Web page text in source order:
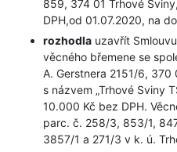
859, 374 01 Trhové
DPH,od 01.07.2020, na
rozhodla uzavřít
věcného břemene se
A. Gerstnera 2151/6, 370
s názvem „Trhové Sviny
10.000 Kč bez DPH.
parc. č. 258/3, 853/1,
3857/1 a 271/3 v k. ú.